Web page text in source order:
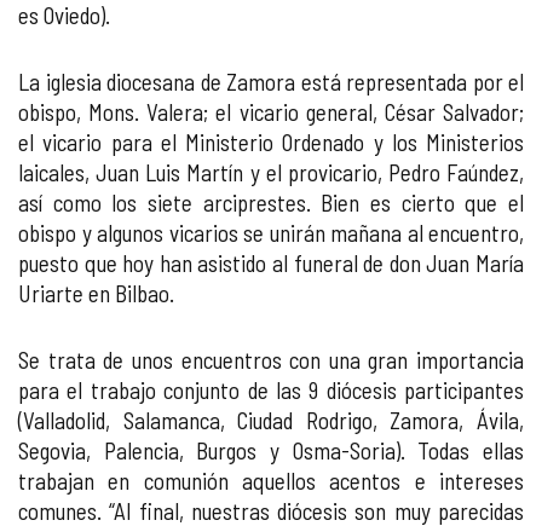
es Oviedo).
La iglesia diocesana de Zamora está representada por el
obispo, Mons. Valera; el vicario general, César Salvador;
el vicario para el Ministerio Ordenado y los Ministerios
laicales, Juan Luis Martín y el provicario, Pedro Faúndez,
así como los siete arciprestes. Bien es cierto que el
obispo y algunos vicarios se unirán mañana al encuentro,
puesto que hoy han asistido al funeral de don Juan María
Uriarte en Bilbao.
Se trata de unos encuentros con una gran importancia
para el trabajo conjunto de las 9 diócesis participantes
(Valladolid, Salamanca, Ciudad Rodrigo, Zamora, Ávila,
Segovia, Palencia, Burgos y Osma-Soria). Todas ellas
trabajan en comunión aquellos acentos e intereses
comunes. “Al final, nuestras diócesis son muy parecidas